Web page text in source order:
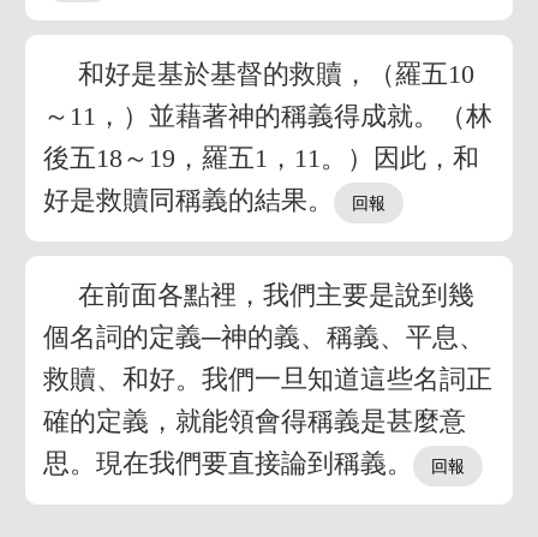
和好是基於基督的救贖，（羅五10
～11，）並藉著神的稱義得成就。（林
後五18～19，羅五1，11。）因此，和
好是救贖同稱義的結果。
在前面各點裡，我們主要是說到幾
個名詞的定義─神的義、稱義、平息、
救贖、和好。我們一旦知道這些名詞正
確的定義，就能領會得稱義是甚麼意
思。現在我們要直接論到稱義。